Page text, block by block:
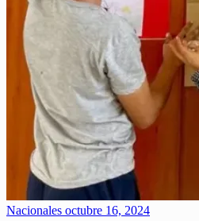
Nacionales octubre 16, 2024